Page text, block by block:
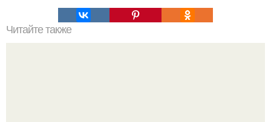
Читайте также